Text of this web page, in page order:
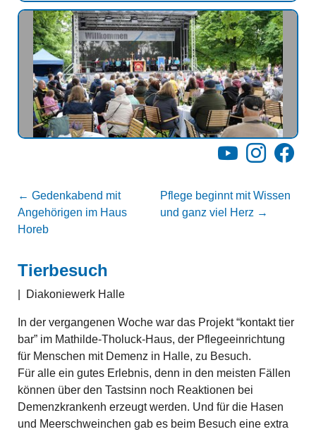
YouTubeInstagram
← Gedenkabend mit
Angehörigen im Haus
Horeb
Pflege beginnt mit Wissen
und ganz viel Herz →
Tierbesuch
Diakoniewerk Halle
In der vergangenen Woche war das Projekt “kontakt tier
bar” im Mathilde-Tholuck-Haus, der Pflegeeinrichtung
für Menschen mit Demenz in Halle, zu Besuch.
Für alle ein gutes Erlebnis, denn in den meisten Fällen
können über den Tastsinn noch Reaktionen bei
Demenzkrankenh erzeugt werden. Und für die Hasen
und Meerschweinchen gab es beim Besuch eine extra